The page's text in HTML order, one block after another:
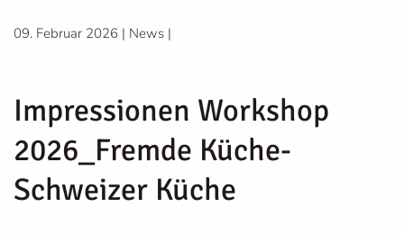
09. Februar 2026 | News |
Impressionen Workshop
2026_Fremde Küche-
Schweizer Küche